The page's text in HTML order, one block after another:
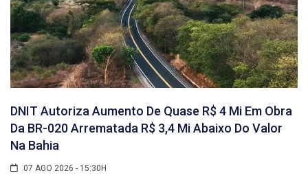
DNIT Autoriza Aumento De Quase R$ 4 Mi Em Obra
Da BR-020 Arrematada R$ 3,4 Mi Abaixo Do Valor
Na Bahia
07 AGO 2026 - 15:30H